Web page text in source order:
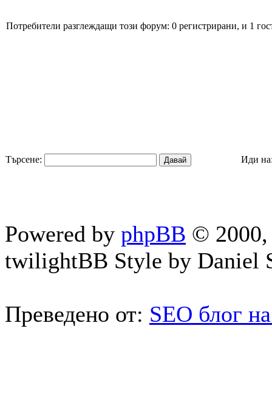
Потребители разглеждащи този форум: 0 регистрирани, и 1
Търсене: Иди
Powered by phpBB © 2000,
twilightBB Style by Daniel
Преведено от: SEO блог